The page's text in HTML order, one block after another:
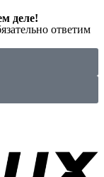
деле!
ответим